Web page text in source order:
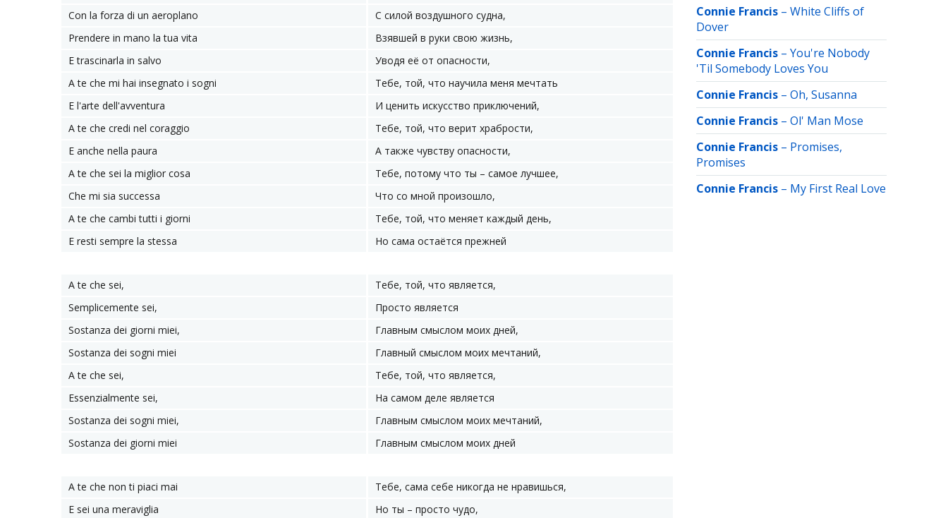
Con la forza di un aeroplano
С силой воздушного судна,
Prendere in mano la tua vita
Взявшей в руки свою жизнь,
E trascinarla in salvo
Уводя её от опасности,
A te che mi hai insegnato i sogni
Тебе, той, что научила меня мечтать
E l'arte dell'avventura
И ценить искусство приключений,
A te che credi nel coraggio
Тебе, той, что верит храбрости,
E anche nella paura
А также чувству опасности,
A te che sei la miglior cosa
Тебе, потому что ты – самое лучшее,
Che mi sia successa
Что со мной произошло,
A te che cambi tutti i giorni
Тебе, той, что меняет каждый день,
E resti sempre la stessa
Но сама остаётся прежней
A te che sei,
Тебе, той, что является,
Semplicemente sei,
Просто является
Sostanza dei giorni miei,
Главным смыслом моих дней,
Sostanza dei sogni miei
Главный смыслом моих мечтаний,
A te che sei,
Тебе, той, что является,
Essenzialmente sei,
На самом деле является
Sostanza dei sogni miei,
Главным смыслом моих мечтаний,
Sostanza dei giorni miei
Главным смыслом моих дней
A te che non ti piaci mai
Тебе, сама себе никогда не нравишься,
E sei una meraviglia
Но ты – просто чудо,
Connie Francis – White Cliffs of
Dover
Connie Francis – You're Nobody
'Til Somebody Loves You
Connie Francis – Oh, Susanna
Connie Francis – Ol' Man Mose
Connie Francis – Promises,
Promises
Connie Francis – My First Real Love